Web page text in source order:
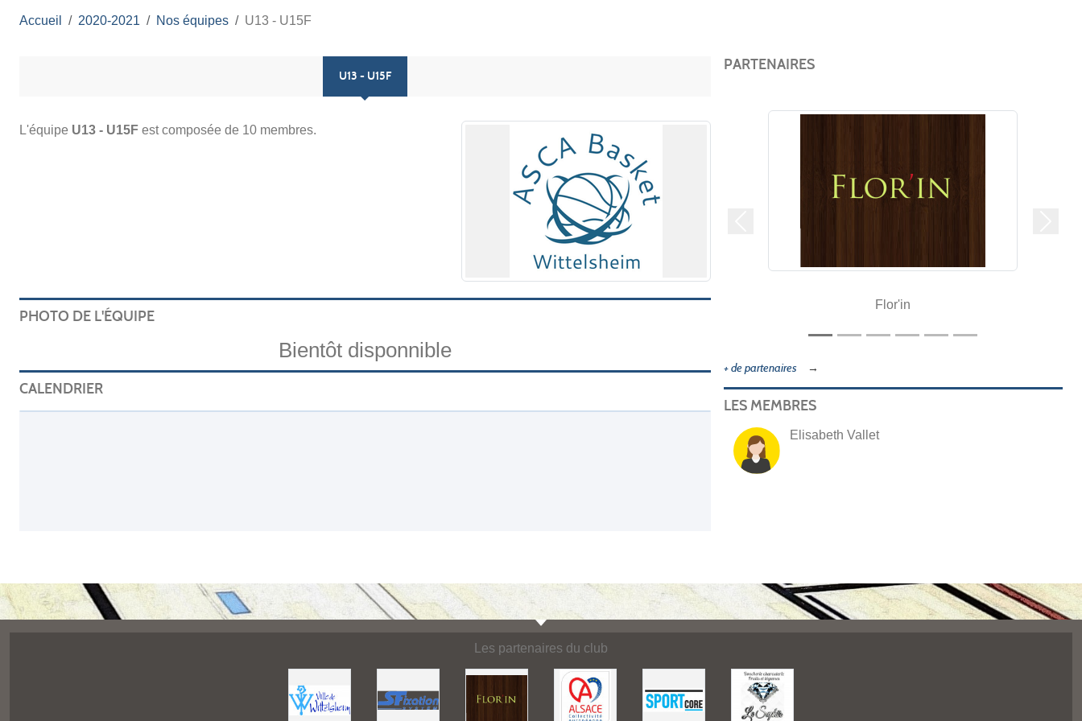
Accueil 2020-2021 Nos équipes U13 - U15F
U13 - U15F
L'équipe U13 - U15F est composée de 10 membres.
PHOTO DE L'ÉQUIPE
Bientôt disponnible
CALENDRIER
PARTENAIRES
Flor'in
+ de partenaires
LES MEMBRES
Elisabeth Vallet
Les partenaires du club